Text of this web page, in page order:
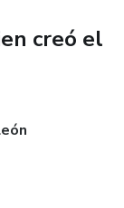
creó el